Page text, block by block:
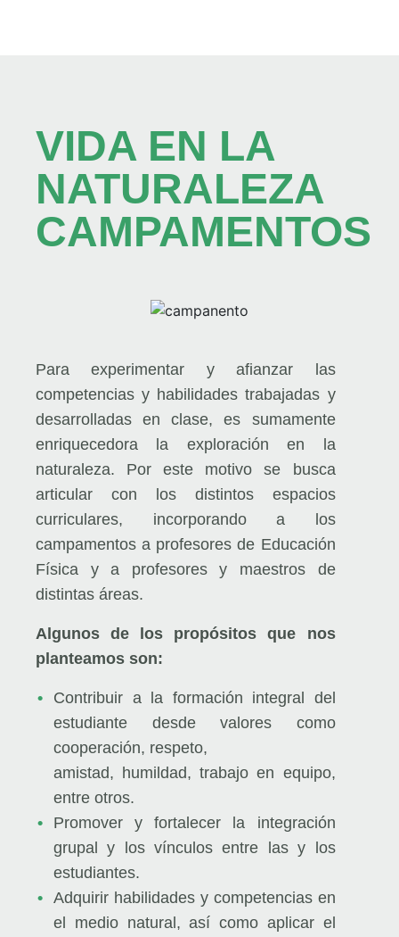
VIDA EN LA
NATURALEZA
CAMPAMENTOS
Para experimentar y afianzar las
competencias y habilidades trabajadas y
desarrolladas en clase, es sumamente
enriquecedora la exploración en la
naturaleza. Por este motivo se busca
articular con los distintos espacios
curriculares, incorporando a los
campamentos a profesores de Educación
Física y a profesores y maestros de
distintas áreas.
Algunos de los propósitos que nos
planteamos son:
Contribuir a la formación integral del
estudiante desde valores como
cooperación, respeto,
amistad, humildad, trabajo en equipo,
entre otros.
Promover y fortalecer la integración
grupal y los vínculos entre las y los
estudiantes.
Adquirir habilidades y competencias en
el medio natural, así como aplicar el